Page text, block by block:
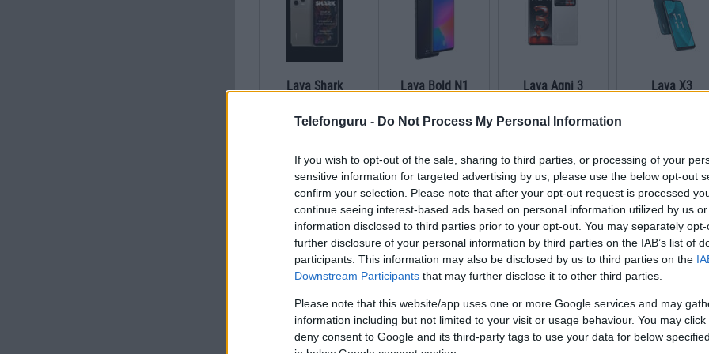
Telefonguru - Do Not Process My Personal Information
If you wish to opt-out of the sale, sharing to third parties, or processing of your
sensitive information for targeted advertising by us, please use the below opt-out
confirm your selection. Please note that after your opt-out request is processed
continue seeing interest-based ads based on personal information utilized by us
information disclosed to third parties prior to your opt-out. You may separately
further disclosure of your personal information by third parties on the IAB’s list of
participants. This information may also be disclosed by us to third parties on the
Downstream Participants that may further disclose it to other third parties.
Please note that this website/app uses one or more Google services and may
information including but not limited to your visit or usage behaviour. You may
deny consent to Google and its third-party tags to use your data for below
Lava Shark Lava Bold N1 Lava Agni 3 Lava X3
Lava Blaze Pro 5G Lava Storm Lava Yuva 3 Pro Lava O2